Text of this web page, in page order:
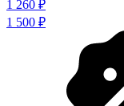
1 260 ₽
1 500 ₽